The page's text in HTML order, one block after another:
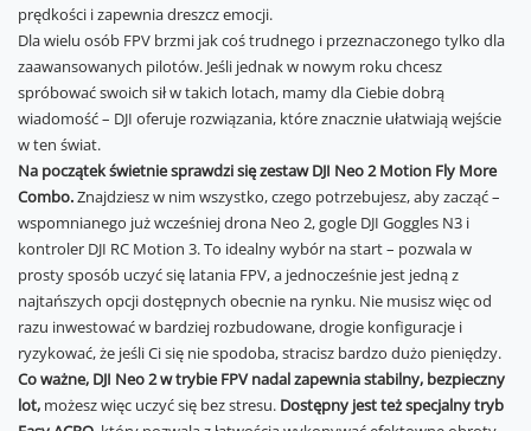
prędkości i zapewnia dreszcz emocji.
Dla wielu osób FPV brzmi jak coś trudnego i przeznaczonego tylko dla
zaawansowanych pilotów. Jeśli jednak w nowym roku chcesz
spróbować swoich sił w takich lotach, mamy dla Ciebie dobrą
wiadomość – DJI oferuje rozwiązania, które znacznie ułatwiają wejście
w ten świat.
Na początek świetnie sprawdzi się zestaw DJI Neo 2 Motion Fly More
Combo.Znajdziesz w nim wszystko, czego potrzebujesz, aby zacząć –
wspomnianego już wcześniej drona Neo 2, gogle DJI Goggles N3 i
kontroler DJI RC Motion 3. To idealny wybór na start – pozwala w
prosty sposób uczyć się latania FPV, a jednocześnie jest jedną z
najtańszych opcji dostępnych obecnie na rynku. Nie musisz więc od
razu inwestować w bardziej rozbudowane, drogie konfiguracje i
ryzykować, że jeśli Ci się nie spodoba, stracisz bardzo dużo pieniędzy.
Co ważne, DJI Neo 2 w trybie FPV nadal zapewnia stabilny, bezpieczny
lot, możesz więc uczyć się bez stresu. Dostępny jest też specjalny tryb